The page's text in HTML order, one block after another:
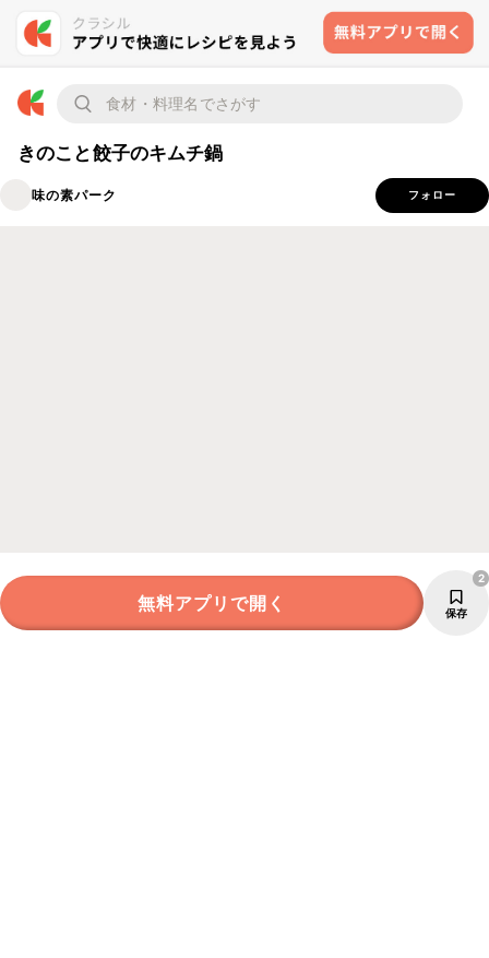
きのこと餃子のキムチ鍋
味の素パーク フォロー
無料アプリで開く 保存
2